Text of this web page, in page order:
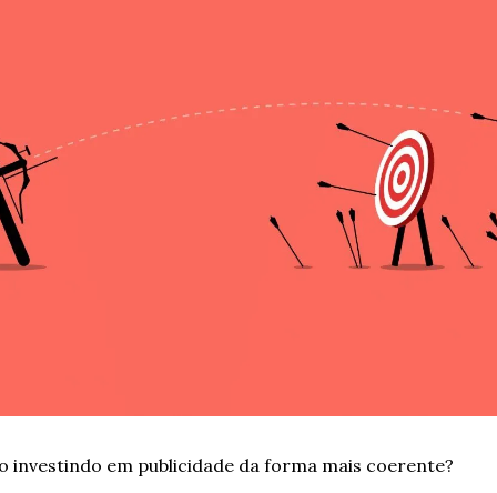
investindo em publicidade da forma mais coerente?